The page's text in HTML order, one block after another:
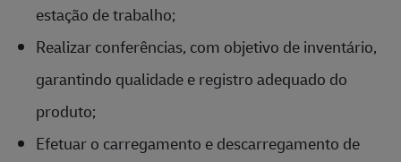
estação de trabalho;
Realizar conferências, com objetivo de inventário,
garantindo qualidade e registro adequado do
produto;
Efetuar o carregamento e descarregamento de